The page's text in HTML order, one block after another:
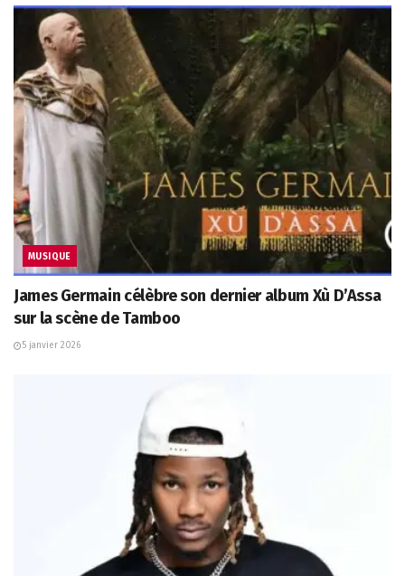
MUSIQUE
James Germain célèbre son dernier album Xù D’Assa
sur la scène de Tamboo
5 janvier 2026